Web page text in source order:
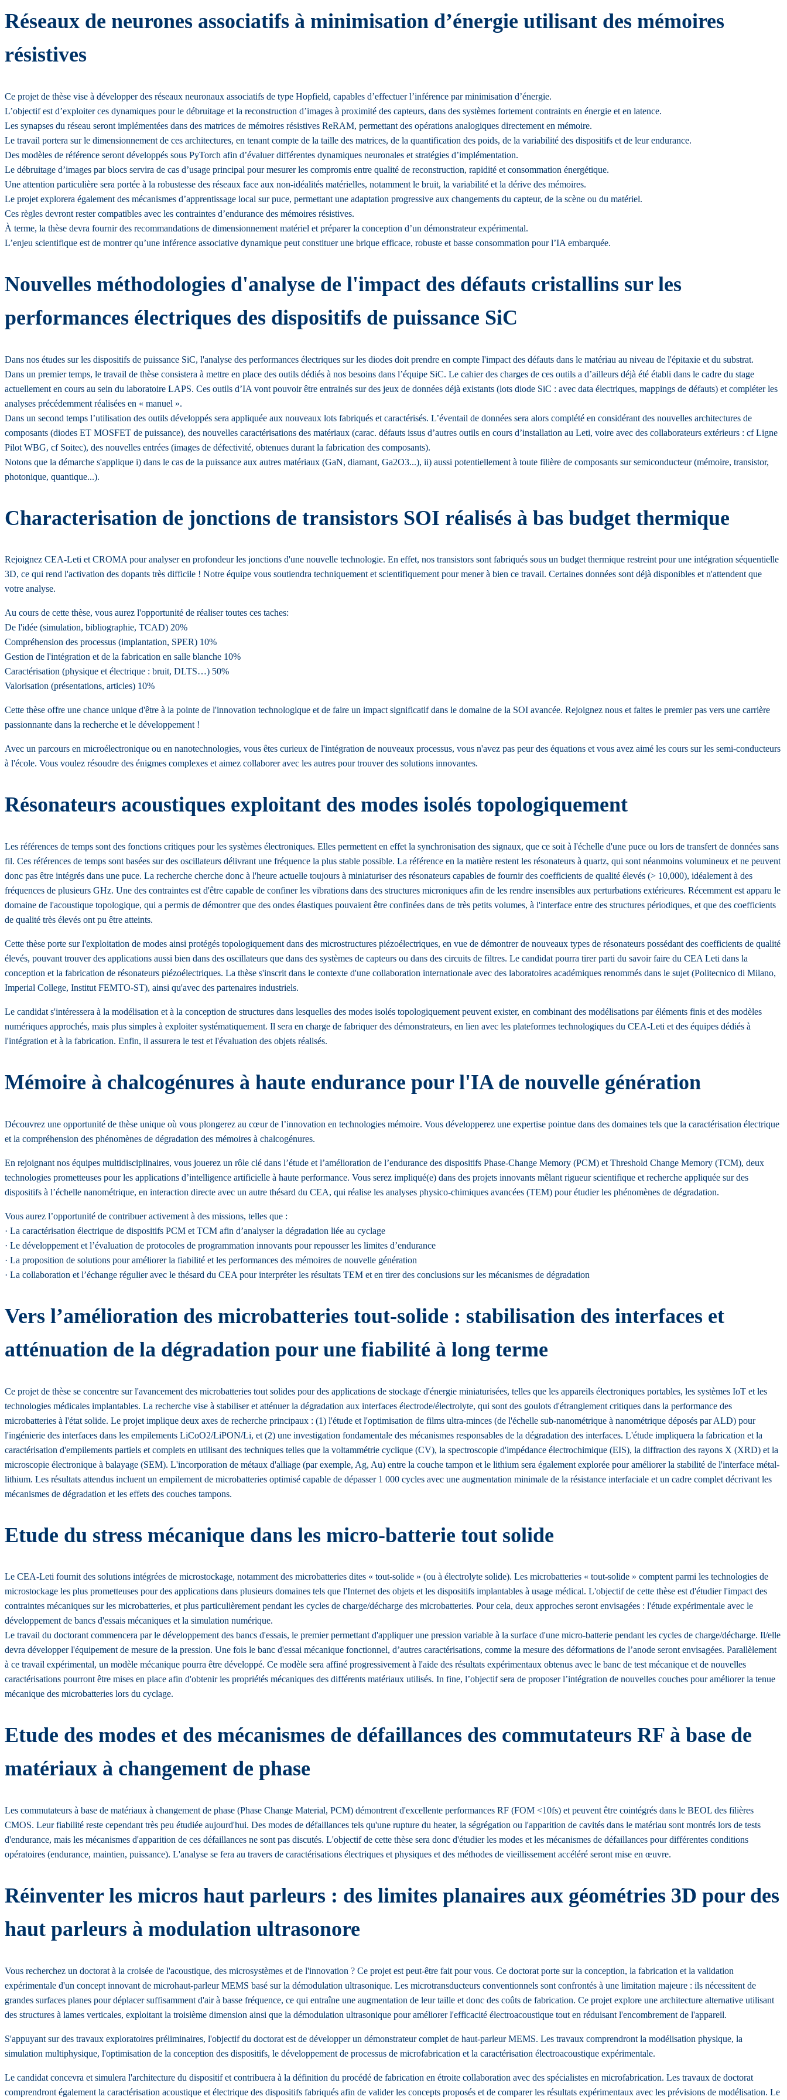
Réseaux de neurones associatifs à minimisation d’énergie utilisant des mémoires
résistives
Ce projet de thèse vise à développer des réseaux neuronaux associatifs de type Hopfield, capables d’effectuer l’inférence par minimisation d’énergie.
L’objectif est d’exploiter ces dynamiques pour le débruitage et la reconstruction d’images à proximité des capteurs, dans des systèmes fortement contraints en énergie et en latence.
Les synapses du réseau seront implémentées dans des matrices de mémoires résistives ReRAM, permettant des opérations analogiques directement en mémoire.
Le travail portera sur le dimensionnement de ces architectures, en tenant compte de la taille des matrices, de la quantification des poids, de la variabilité des dispositifs et de leur endurance.
Des modèles de référence seront développés sous PyTorch afin d’évaluer différentes dynamiques neuronales et stratégies d’implémentation.
Le débruitage d’images par blocs servira de cas d’usage principal pour mesurer les compromis entre qualité de reconstruction, rapidité et consommation énergétique.
Une attention particulière sera portée à la robustesse des réseaux face aux non-idéalités matérielles, notamment le bruit, la variabilité et la dérive des mémoires.
Le projet explorera également des mécanismes d’apprentissage local sur puce, permettant une adaptation progressive aux changements du capteur, de la scène ou du matériel.
Ces règles devront rester compatibles avec les contraintes d’endurance des mémoires résistives.
À terme, la thèse devra fournir des recommandations de dimensionnement matériel et préparer la conception d’un démonstrateur expérimental.
L’enjeu scientifique est de montrer qu’une inférence associative dynamique peut constituer une brique efficace, robuste et basse consommation pour l’IA embarquée.
Nouvelles méthodologies d'analyse de l'impact des défauts cristallins sur les
performances électriques des dispositifs de puissance SiC
Dans nos études sur les dispositifs de puissance SiC, l'analyse des performances électriques sur les diodes doit prendre en compte l'impact des défauts dans le matériau au niveau de l'épitaxie et du substrat.
Dans un premier temps, le travail de thèse consistera à mettre en place des outils dédiés à nos besoins dans l’équipe SiC. Le cahier des charges de ces outils a d’ailleurs déjà été établi dans le cadre du stage
actuellement en cours au sein du laboratoire LAPS. Ces outils d’IA vont pouvoir être entrainés sur des jeux de données déjà existants (lots diode SiC : avec data électriques, mappings de défauts) et compléter les
analyses précédemment réalisées en « manuel ».
Dans un second temps l’utilisation des outils développés sera appliquée aux nouveaux lots fabriqués et caractérisés. L’éventail de données sera alors complété en considérant des nouvelles architectures de
composants (diodes ET MOSFET de puissance), des nouvelles caractérisations des matériaux (carac. défauts issus d’autres outils en cours d’installation au Leti, voire avec des collaborateurs extérieurs : cf Ligne
Pilot WBG, cf Soitec), des nouvelles entrées (images de défectivité, obtenues durant la fabrication des composants).
Notons que la démarche s'applique i) dans le cas de la puissance aux autres matériaux (GaN, diamant, Ga2O3...), ii) aussi potentiellement à toute filière de composants sur semiconducteur (mémoire, transistor,
photonique, quantique...).
Characterisation de jonctions de transistors SOI réalisés à bas budget thermique
Rejoignez CEA-Leti et CROMA pour analyser en profondeur les jonctions d'une nouvelle technologie. En effet, nos transistors sont fabriqués sous un budget thermique restreint pour une intégration séquentielle
3D, ce qui rend l'activation des dopants très difficile ! Notre équipe vous soutiendra techniquement et scientifiquement pour mener à bien ce travail. Certaines données sont déjà disponibles et n'attendent que
votre analyse.
Au cours de cette thèse, vous aurez l'opportunité de réaliser toutes ces taches:
De l'idée (simulation, bibliographie, TCAD) 20%
Compréhension des processus (implantation, SPER) 10%
Gestion de l'intégration et de la fabrication en salle blanche 10%
Caractérisation (physique et électrique : bruit, DLTS…) 50%
Valorisation (présentations, articles) 10%
Cette thèse offre une chance unique d'être à la pointe de l'innovation technologique et de faire un impact significatif dans le domaine de la SOI avancée. Rejoignez nous et faites le premier pas vers une carrière
passionnante dans la recherche et le développement !
Avec un parcours en microélectronique ou en nanotechnologies, vous êtes curieux de l'intégration de nouveaux processus, vous n'avez pas peur des équations et vous avez aimé les cours sur les semi-conducteurs
à l'école. Vous voulez résoudre des énigmes complexes et aimez collaborer avec les autres pour trouver des solutions innovantes.
Résonateurs acoustiques exploitant des modes isolés topologiquement
Les références de temps sont des fonctions critiques pour les systèmes électroniques. Elles permettent en effet la synchronisation des signaux, que ce soit à l'échelle d'une puce ou lors de transfert de données sans
fil. Ces références de temps sont basées sur des oscillateurs délivrant une fréquence la plus stable possible. La référence en la matière restent les résonateurs à quartz, qui sont néanmoins volumineux et ne peuvent
donc pas être intégrés dans une puce. La recherche cherche donc à l'heure actuelle toujours à miniaturiser des résonateurs capables de fournir des coefficients de qualité élevés (> 10,000), idéalement à des
fréquences de plusieurs GHz. Une des contraintes est d'être capable de confiner les vibrations dans des structures microniques afin de les rendre insensibles aux perturbations extérieures. Récemment est apparu le
domaine de l'acoustique topologique, qui a permis de démontrer que des ondes élastiques pouvaient être confinées dans de très petits volumes, à l'interface entre des structures périodiques, et que des coefficients
de qualité très élevés ont pu être atteints.
Cette thèse porte sur l'exploitation de modes ainsi protégés topologiquement dans des microstructures piézoélectriques, en vue de démontrer de nouveaux types de résonateurs possédant des coefficients de qualité
élevés, pouvant trouver des applications aussi bien dans des oscillateurs que dans des systèmes de capteurs ou dans des circuits de filtres. Le candidat pourra tirer parti du savoir faire du CEA Leti dans la
conception et la fabrication de résonateurs piézoélectriques. La thèse s'inscrit dans le contexte d'une collaboration internationale avec des laboratoires académiques renommés dans le sujet (Politecnico di Milano,
Imperial College, Institut FEMTO-ST), ainsi qu'avec des partenaires industriels.
Le candidat s'intéressera à la modélisation et à la conception de structures dans lesquelles des modes isolés topologiquement peuvent exister, en combinant des modélisations par éléments finis et des modèles
numériques approchés, mais plus simples à exploiter systématiquement. Il sera en charge de fabriquer des démonstrateurs, en lien avec les plateformes technologiques du CEA-Leti et des équipes dédiés à
l'intégration et à la fabrication. Enfin, il assurera le test et l'évaluation des objets réalisés.
Mémoire à chalcogénures à haute endurance pour l'IA de nouvelle génération
Découvrez une opportunité de thèse unique où vous plongerez au cœur de l’innovation en technologies mémoire. Vous développerez une expertise pointue dans des domaines tels que la caractérisation électrique
et la compréhension des phénomènes de dégradation des mémoires à chalcogénures.
En rejoignant nos équipes multidisciplinaires, vous jouerez un rôle clé dans l’étude et l’amélioration de l’endurance des dispositifs Phase-Change Memory (PCM) et Threshold Change Memory (TCM), deux
technologies prometteuses pour les applications d’intelligence artificielle à haute performance. Vous serez impliqué(e) dans des projets innovants mêlant rigueur scientifique et recherche appliquée sur des
dispositifs à l’échelle nanométrique, en interaction directe avec un autre thésard du CEA, qui réalise les analyses physico-chimiques avancées (TEM) pour étudier les phénomènes de dégradation.
Vous aurez l’opportunité de contribuer activement à des missions, telles que :
· La caractérisation électrique de dispositifs PCM et TCM afin d’analyser la dégradation liée au cyclage
· Le développement et l’évaluation de protocoles de programmation innovants pour repousser les limites d’endurance
· La proposition de solutions pour améliorer la fiabilité et les performances des mémoires de nouvelle génération
· La collaboration et l’échange régulier avec le thésard du CEA pour interpréter les résultats TEM et en tirer des conclusions sur les mécanismes de dégradation
Vers l’amélioration des microbatteries tout-solide : stabilisation des interfaces et
atténuation de la dégradation pour une fiabilité à long terme
Ce projet de thèse se concentre sur l'avancement des microbatteries tout solides pour des applications de stockage d'énergie miniaturisées, telles que les appareils électroniques portables, les systèmes IoT et les
technologies médicales implantables. La recherche vise à stabiliser et atténuer la dégradation aux interfaces électrode/électrolyte, qui sont des goulots d'étranglement critiques dans la performance des
microbatteries à l'état solide. Le projet implique deux axes de recherche principaux : (1) l'étude et l'optimisation de films ultra-minces (de l'échelle sub-nanométrique à nanométrique déposés par ALD) pour
l'ingénierie des interfaces dans les empilements LiCoO2/LiPON/Li, et (2) une investigation fondamentale des mécanismes responsables de la dégradation des interfaces. L'étude impliquera la fabrication et la
caractérisation d'empilements partiels et complets en utilisant des techniques telles que la voltammétrie cyclique (CV), la spectroscopie d'impédance électrochimique (EIS), la diffraction des rayons X (XRD) et la
microscopie électronique à balayage (SEM). L'incorporation de métaux d'alliage (par exemple, Ag, Au) entre la couche tampon et le lithium sera également explorée pour améliorer la stabilité de l'interface métal-
lithium. Les résultats attendus incluent un empilement de microbatteries optimisé capable de dépasser 1 000 cycles avec une augmentation minimale de la résistance interfaciale et un cadre complet décrivant les
mécanismes de dégradation et les effets des couches tampons.
Etude du stress mécanique dans les micro-batterie tout solide
Le CEA-Leti fournit des solutions intégrées de microstockage, notamment des microbatteries dites « tout-solide » (ou à électrolyte solide). Les microbatteries « tout-solide » comptent parmi les technologies de
microstockage les plus prometteuses pour des applications dans plusieurs domaines tels que l'Internet des objets et les dispositifs implantables à usage médical. L'objectif de cette thèse est d'étudier l'impact des
contraintes mécaniques sur les microbatteries, et plus particulièrement pendant les cycles de charge/décharge des microbatteries. Pour cela, deux approches seront envisagées : l'étude expérimentale avec le
développement de bancs d'essais mécaniques et la simulation numérique.
Le travail du doctorant commencera par le développement des bancs d'essais, le premier permettant d'appliquer une pression variable à la surface d'une micro-batterie pendant les cycles de charge/décharge. Il/elle
devra développer l'équipement de mesure de la pression. Une fois le banc d'essai mécanique fonctionnel, d’autres caractérisations, comme la mesure des déformations de l’anode seront envisagées. Parallèlement
à ce travail expérimental, un modèle mécanique pourra être développé. Ce modèle sera affiné progressivement à l'aide des résultats expérimentaux obtenus avec le banc de test mécanique et de nouvelles
caractérisations pourront être mises en place afin d'obtenir les propriétés mécaniques des différents matériaux utilisés. In fine, l’objectif sera de proposer l’intégration de nouvelles couches pour améliorer la tenue
mécanique des microbatteries lors du cyclage.
Etude des modes et des mécanismes de défaillances des commutateurs RF à base de
matériaux à changement de phase
Les commutateurs à base de matériaux à changement de phase (Phase Change Material, PCM) démontrent d'excellente performances RF (FOM <10fs) et peuvent être cointégrés dans le BEOL des filières
CMOS. Leur fiabilité reste cependant très peu étudiée aujourd'hui. Des modes de défaillances tels qu'une rupture du heater, la ségrégation ou l'apparition de cavités dans le matériau sont montrés lors de tests
d'endurance, mais les mécanismes d'apparition de ces défaillances ne sont pas discutés. L'objectif de cette thèse sera donc d'étudier les modes et les mécanismes de défaillances pour différentes conditions
opératoires (endurance, maintien, puissance). L'analyse se fera au travers de caractérisations électriques et physiques et des méthodes de vieillissement accéléré seront mise en œuvre.
Réinventer les micros haut parleurs : des limites planaires aux géométries 3D pour des
haut parleurs à modulation ultrasonore
Vous recherchez un doctorat à la croisée de l'acoustique, des microsystèmes et de l'innovation ? Ce projet est peut-être fait pour vous. Ce doctorat porte sur la conception, la fabrication et la validation
expérimentale d'un concept innovant de microhaut-parleur MEMS basé sur la démodulation ultrasonique. Les microtransducteurs conventionnels sont confrontés à une limitation majeure : ils nécessitent de
grandes surfaces planes pour déplacer suffisamment d'air à basse fréquence, ce qui entraîne une augmentation de leur taille et donc des coûts de fabrication. Ce projet explore une architecture alternative utilisant
des structures à lames verticales, exploitant la troisième dimension ainsi que la démodulation ultrasonique pour améliorer l'efficacité électroacoustique tout en réduisant l'encombrement de l'appareil.
S'appuyant sur des travaux exploratoires préliminaires, l'objectif du doctorat est de développer un démonstrateur complet de haut-parleur MEMS. Les travaux comprendront la modélisation physique, la
simulation multiphysique, l'optimisation de la conception des dispositifs, le développement de processus de microfabrication et la caractérisation électroacoustique expérimentale.
Le candidat concevra et simulera l'architecture du dispositif et contribuera à la définition du procédé de fabrication en étroite collaboration avec des spécialistes en microfabrication. Les travaux de doctorat
comprendront également la caractérisation acoustique et électrique des dispositifs fabriqués afin de valider les concepts proposés et de comparer les résultats expérimentaux avec les prévisions de modélisation. Le